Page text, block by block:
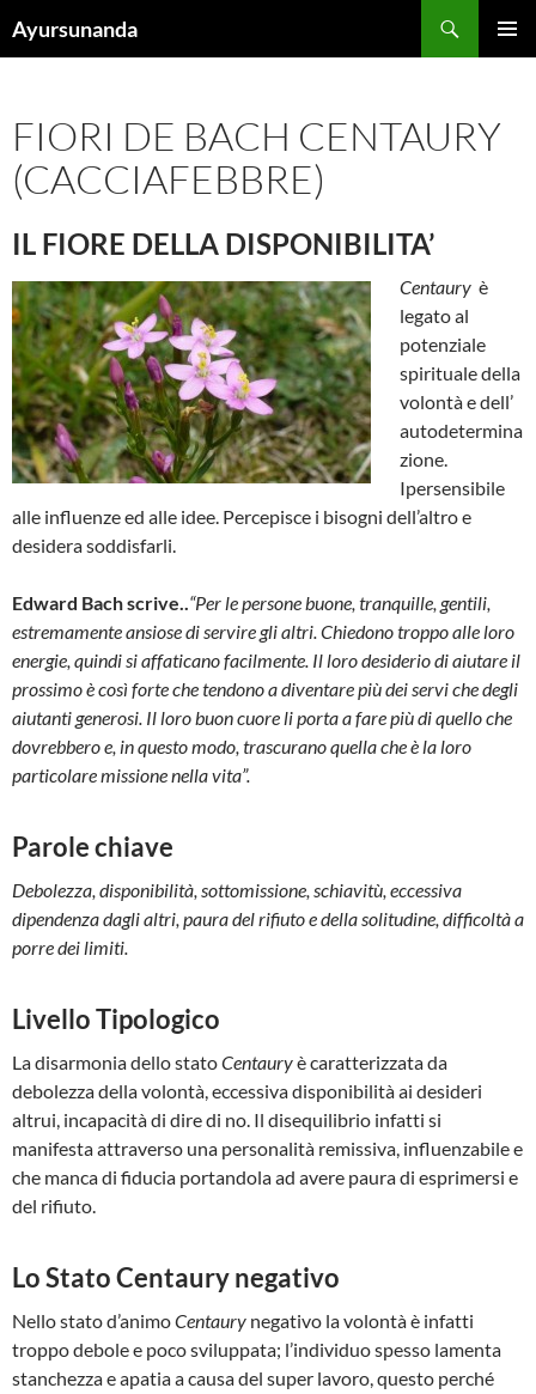
alAyursunanda
FIORI DE BACH CENTAURY
(CACCIAFEBBRE)
IL FIORE DELLA DISPONIBILITA’
Centaury è
legato al
potenziale
spirituale della
volontà e dell’
autodetermina
zione.
Ipersensibile
alle influenze ed alle idee. Percepisce i bisogni dell’altro e
desidera soddisfarli.
Edward Bach scrive..“Per le persone buone, tranquille, gentili,
estremamente ansiose di servire gli altri. Chiedono troppo alle loro
energie, quindi si affaticano facilmente. Il loro desiderio di aiutare il
prossimo è così forte che tendono a diventare più dei servi che degli
aiutanti generosi. Il loro buon cuore li porta a fare più di quello che
dovrebbero e, in questo modo, trascurano quella che è la loro
particolare missione nella vita”.
Parole chiave
Debolezza, disponibilità, sottomissione, schiavitù, eccessiva
dipendenza dagli altri, paura del rifiuto e della solitudine, difficoltà a
porre dei limiti.
Livello Tipologico
La disarmonia dello statoCentauryè caratterizzata da
debolezza della volontà, eccessiva disponibilità ai desideri
altrui, incapacità di dire di no. Il disequilibrio infatti si
manifesta attraverso una personalità remissiva, influenzabile e
che manca di fiducia portandola ad avere paura di esprimersi e
del rifiuto.
Lo Stato Centaury negativo
Nello stato d’animoCentaury negativo la volontà è infatti
troppo debole e poco sviluppata; l’individuo spesso lamenta
stanchezza e apatia a causa del super lavoro, questo perché